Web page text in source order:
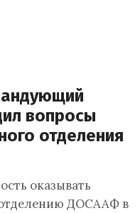
вопросы
отделения
оказывать
ДОСААФ в